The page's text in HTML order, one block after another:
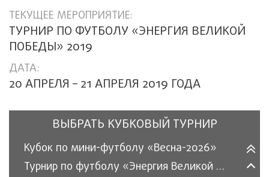
ТЕКУЩЕЕ МЕРОПРИЯТИЕ:
ТУРНИР ПО ФУТБОЛУ «ЭНЕРГИЯ ВЕЛИКОЙ
ПОБЕДЫ» 2019
ДАТА:
20 АПРЕЛЯ – 21 АПРЕЛЯ 2019 ГОДА
ВЫБРАТЬ КУБКОВЫЙ ТУРНИР
Кубок по мини-футболу «Весна-2026»
Турнир по футболу «Энергия Великой Победы» 2026